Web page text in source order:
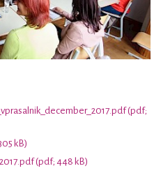
(pdf;
kB)
(pdf; 448 kB)